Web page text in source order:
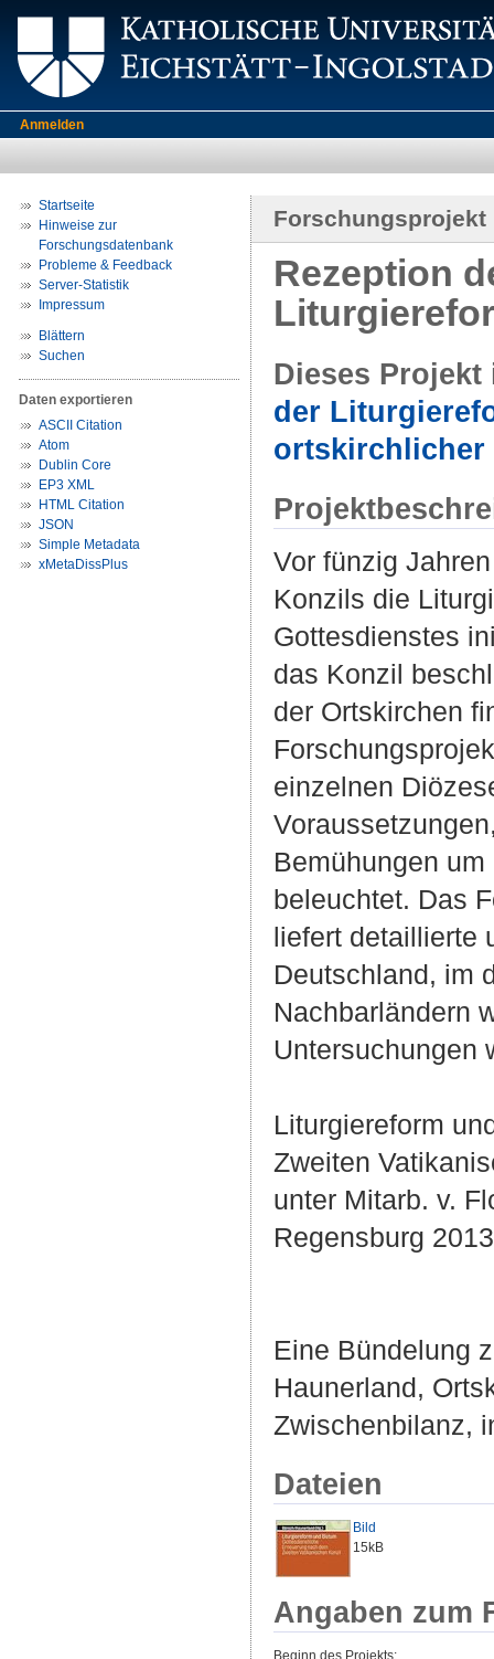
Anmelden
Startseite
Hinweise zur
Forschungsdatenbank
Probleme & Feedback
Server-Statistik
Impressum
Blättern
Suchen
Daten exportieren
ASCII Citation
Atom
Dublin Core
EP3 XML
HTML Citation
JSON
Simple Metadata
xMetaDissPlus
Forschungsprojekt
Rezeption
Dieses
der
ortskirchlicher
Vor fünzig
Konzils die
Gottesdienstes
das Konzil
der Ortskirchen
einzelnen
Bemühungen
beleuchtet. Das
liefert detaillierte
Deutschland, im
Nachbarländern
Untersuchungen
Liturgiereform
Zweiten
unter Mitarb. v.
Regensburg
Eine Bündelung
Haunerland,
Zwischenbilanz,
Dateien
Bild
15kB
Angaben zum